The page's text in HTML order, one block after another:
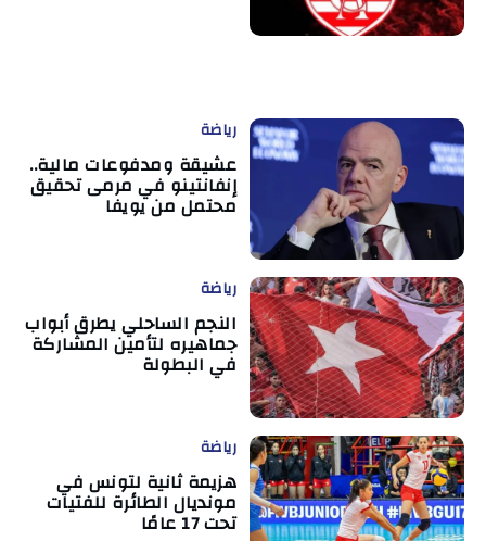
رياضة
عشيقة ومدفوعات مالية..
إنفانتينو في مرمى تحقيق
محتمل من يويفا
رياضة
النجم الساحلي يطرق أبواب
جماهيره لتأمين المشاركة
في البطولة
رياضة
هزيمة ثانية لتونس في
مونديال الطائرة للفتيات
تحت 17 عامًا